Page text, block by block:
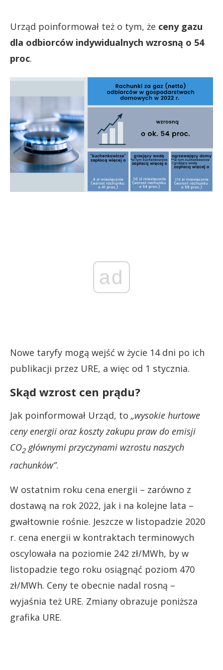
Urząd poinformował też o tym, że ceny gazu
dla odbiorców indywidualnych wzrosną o 54
proc.
ad
Nowe taryfy mogą wejść w życie 14 dni po ich
publikacji przez URE, a więc od 1 stycznia.
Skąd wzrost cen prądu?
Jak poinformował Urząd, to „wysokie hurtowe
ceny energii oraz koszty zakupu praw do emisji
CO2 głównymi przyczynami wzrostu naszych
rachunków”.
W ostatnim roku cena energii – zarówno z
dostawą na rok 2022, jak i na kolejne lata –
gwałtownie rośnie. Jeszcze w listopadzie 2020
r. cena energii w kontraktach terminowych
oscylowała na poziomie 242 zł/MWh, by w
listopadzie tego roku osiągnąć poziom 470
zł/MWh. Ceny te obecnie nadal rosną –
wyjaśnia też URE. Zmiany obrazuje poniższa
grafika URE.